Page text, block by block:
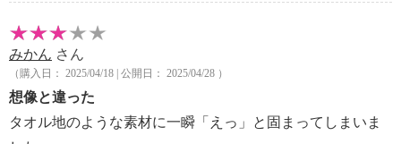
みかん さん
（購入日： 2025/04/18 | 公開日： 2025/04/28 ）
想像と違った
タオル地のような素材に一瞬「えっ」と固まってしまいま